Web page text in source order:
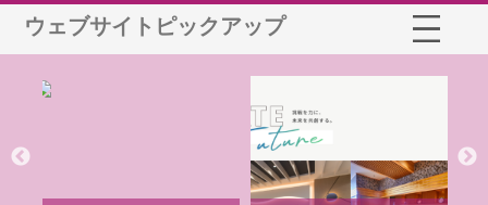
ウェブサイトピックアップ